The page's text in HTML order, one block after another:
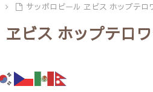
サッポロビール ヱビス ホップテロ
ビス ホップテロ